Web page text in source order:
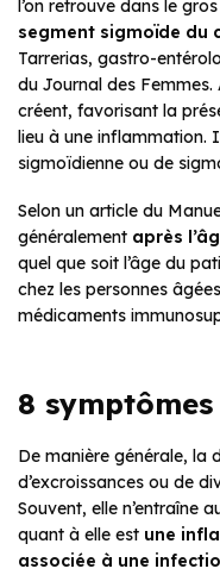
l’on retrouve dans le
segment sigmoïde du
Tarrerias, gastro-
du Journal des
créent, favorisant la
lieu à une inflammation.
sigmoïdienne ou de
Selon un article du
généralement après
quel que soit l’âge du
chez les personnes
médicaments
8
De manière générale, la
d’excroissances ou de
Souvent, elle n’entraîne
quant à elle est une
associée à une